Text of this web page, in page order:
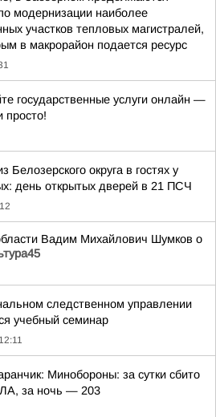
модернизации наиболее
участков тепловых магистралей,
в макрорайон подается ресурс
государственные услуги онлайн —
просто!
Белозерского округа в гостях у
день открытых дверей в 21 ПСЧ
Вадим Михайлович Шумков о
следственном управлении
учебный семинар
12:11
Минобороны: за сутки сбито
за ночь — 203